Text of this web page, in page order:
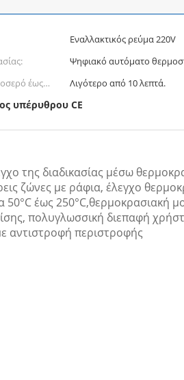
Εναλλακτικός ρεύμα 220V
Ψηφιακό αυτόματο
έως
Λιγότερο από 10 λεπτά.
υπέρυθρου CE
της διαδικασίας μέσω
ζώνες με ράφια, έλεγχο
έως 250°C,θερμοκρασιακή
πολυγλωσσική διεπαφή
αντιστροφή περιστροφής